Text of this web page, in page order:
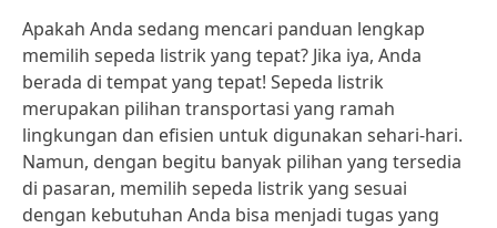
Apakah Anda sedang mencari panduan lengkap
memilih sepeda listrik yang tepat? Jika iya, Anda
berada di tempat yang tepat! Sepeda listrik
merupakan pilihan transportasi yang ramah
lingkungan dan efisien untuk digunakan sehari-hari.
Namun, dengan begitu banyak pilihan yang tersedia
di pasaran, memilih sepeda listrik yang sesuai
dengan kebutuhan Anda bisa menjadi tugas yang